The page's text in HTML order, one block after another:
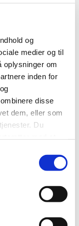
og
medier og til
oplysninger om
inden for
disse
dem, eller som
Du
en
på